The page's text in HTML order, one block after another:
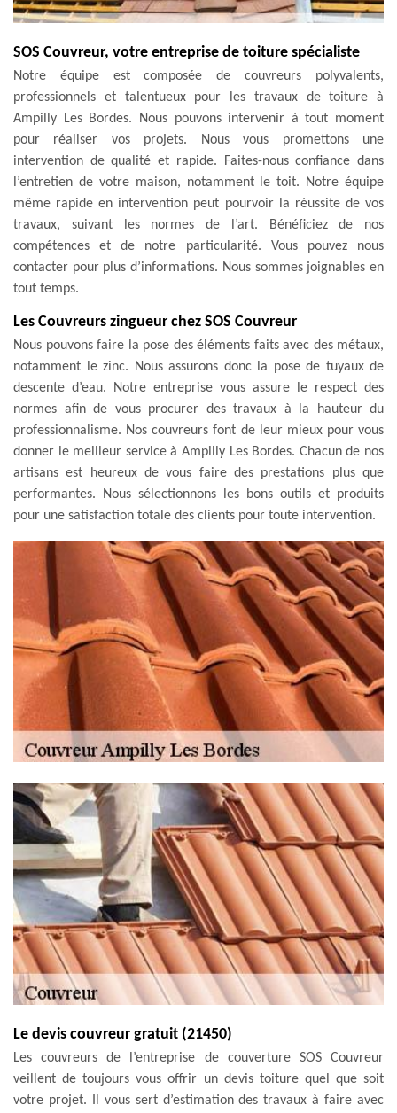
SOS Couvreur, votre entreprise de toiture spécialiste
Notre équipe est composée de couvreurs polyvalents,
professionnels et talentueux pour les travaux de toiture à
Ampilly Les Bordes. Nous pouvons intervenir à tout moment
pour réaliser vos projets. Nous vous promettons une
intervention de qualité et rapide. Faites-nous confiance dans
l’entretien de votre maison, notamment le toit. Notre équipe
même rapide en intervention peut pourvoir la réussite de vos
travaux, suivant les normes de l’art. Bénéficiez de nos
compétences et de notre particularité. Vous pouvez nous
contacter pour plus d’informations. Nous sommes joignables en
tout temps.
Les Couvreurs zingueur chez SOS Couvreur
Nous pouvons faire la pose des éléments faits avec des métaux,
notamment le zinc. Nous assurons donc la pose de tuyaux de
descente d’eau. Notre entreprise vous assure le respect des
normes afin de vous procurer des travaux à la hauteur du
professionnalisme. Nos couvreurs font de leur mieux pour vous
donner le meilleur service à Ampilly Les Bordes. Chacun de nos
artisans est heureux de vous faire des prestations plus que
performantes. Nous sélectionnons les bons outils et produits
pour une satisfaction totale des clients pour toute intervention.
Le devis couvreur gratuit (21450)
Les couvreurs de l’entreprise de couverture SOS Couvreur
veillent de toujours vous offrir un devis toiture quel que soit
votre projet. Il vous sert d’estimation des travaux à faire avec